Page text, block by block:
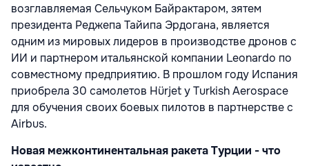
возглавляемая Сельчуком Байрактаром, зятем
президента Реджепа Тайипа Эрдогана, является
одним из мировых лидеров в производстве дронов с
ИИ и партнером итальянской компании Leonardo по
совместному предприятию. В прошлом году Испания
приобрела 30 самолетов Hürjet у Turkish Aerospace
для обучения своих боевых пилотов в партнерстве с
Airbus.
Новая межконтинентальная ракета Турции - что